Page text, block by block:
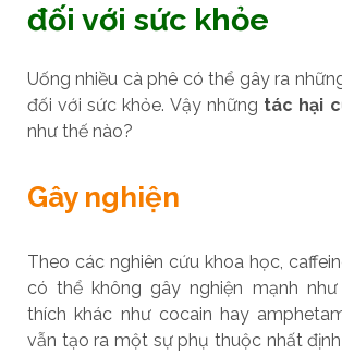
đối với sức khỏe
Uống nhiều cà phê có thể gây ra
đối với sức khỏe. Vậy những tác hại
như thế nào?
Gây nghiện
Theo các nghiên cứu khoa học,
có thể không gây nghiện mạnh
thích khác như cocain hay
vẫn tạo ra một sự phụ thuộc nhất